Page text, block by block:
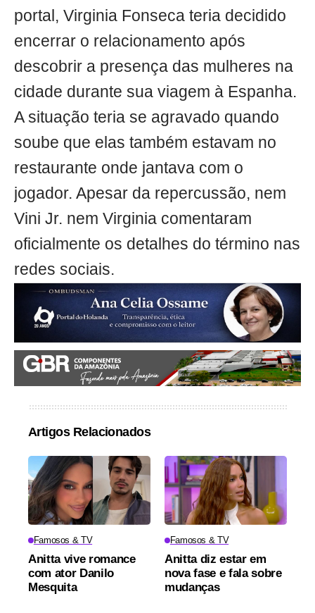
portal, Virginia Fonseca teria decidido
encerrar o relacionamento após
descobrir a presença das mulheres na
cidade durante sua viagem à Espanha.
A situação teria se agravado quando
soube que elas também estavam no
restaurante onde jantava com o
jogador. Apesar da repercussão, nem
Vini Jr. nem Virginia comentaram
oficialmente os detalhes do término nas
redes sociais.
Artigos Relacionados
Famosos & TV
Anitta vive romance
com ator Danilo
Mesquita
Famosos & TV
Anitta diz estar em
nova fase e fala sobre
mudanças